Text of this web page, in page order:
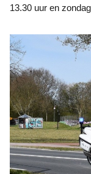
13.30 uur en